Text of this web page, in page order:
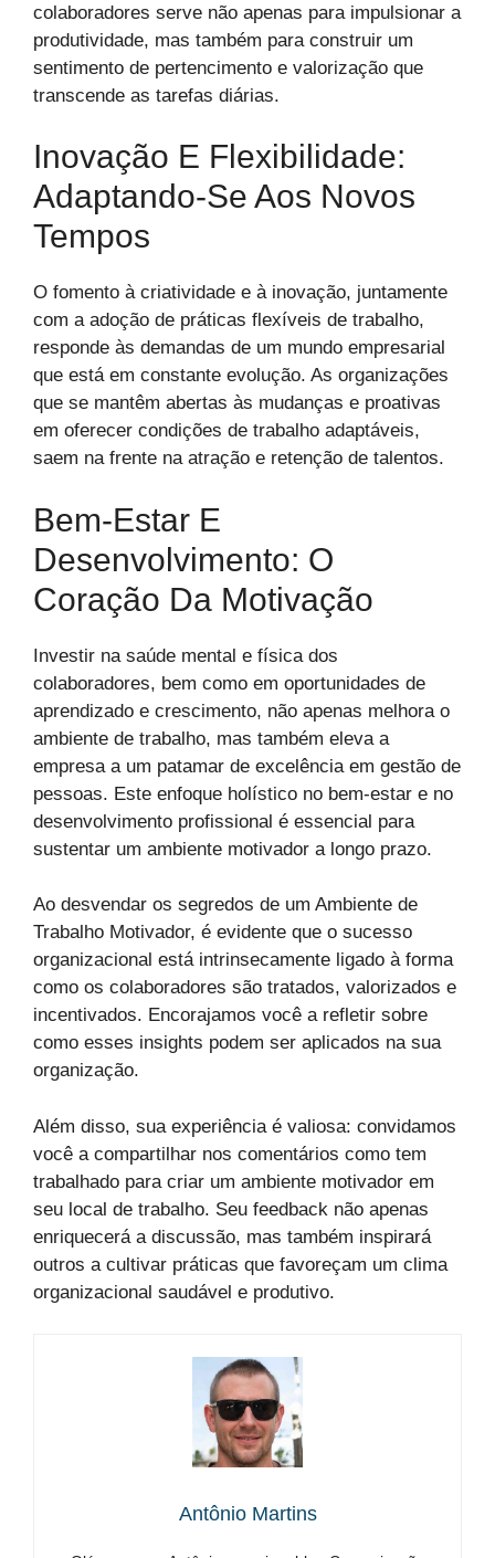
colaboradores serve não apenas para impulsionar a
produtividade, mas também para construir um
sentimento de pertencimento e valorização que
transcende as tarefas diárias.
Inovação E Flexibilidade:
Adaptando-Se Aos Novos
Tempos
O fomento à criatividade e à inovação, juntamente
com a adoção de práticas flexíveis de trabalho,
responde às demandas de um mundo empresarial
que está em constante evolução. As organizações
que se mantêm abertas às mudanças e proativas
em oferecer condições de trabalho adaptáveis,
saem na frente na atração e retenção de talentos.
Bem-Estar E
Desenvolvimento: O
Coração Da Motivação
Investir na saúde mental e física dos
colaboradores, bem como em oportunidades de
aprendizado e crescimento, não apenas melhora o
ambiente de trabalho, mas também eleva a
empresa a um patamar de excelência em gestão de
pessoas. Este enfoque holístico no bem-estar e no
desenvolvimento profissional é essencial para
sustentar um ambiente motivador a longo prazo.
Ao desvendar os segredos de um Ambiente de
Trabalho Motivador, é evidente que o sucesso
organizacional está intrinsecamente ligado à forma
como os colaboradores são tratados, valorizados e
incentivados. Encorajamos você a refletir sobre
como esses insights podem ser aplicados na sua
organização.
Além disso, sua experiência é valiosa: convidamos
você a compartilhar nos comentários como tem
trabalhado para criar um ambiente motivador em
seu local de trabalho. Seu feedback não apenas
enriquecerá a discussão, mas também inspirará
outros a cultivar práticas que favoreçam um clima
organizacional saudável e produtivo.
Antônio Martins